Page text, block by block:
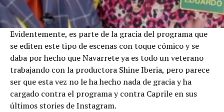
Evidentemente, es parte de la gracia del programa que
se editen este tipo de escenas con toque cómico y se
daba por hecho que Navarrete ya es todo un veterano
trabajando con la productora Shine Iberia, pero parece
ser que esta vez no le ha hecho nada de gracia y ha
cargado contra el programa y contra Caprile en sus
últimos stories de Instagram.